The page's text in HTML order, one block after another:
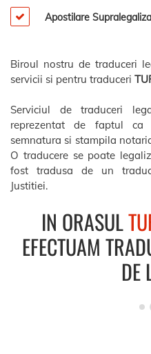
Apostilare
Biroul nostru de traduceri
servicii si pentru traduceri
Serviciul de traduceri
reprezentat de faptul ca
semnatura si stampila
O traducere se poate
fost tradusa de un
Justitiei.
IN ORASUL
EFECTUAM
DE